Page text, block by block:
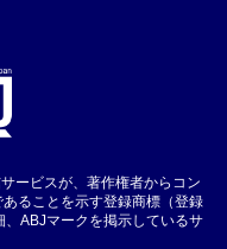
ービスが、著作権者からコン
ることを示す登録商標（登録
ABJマークを掲示しているサ